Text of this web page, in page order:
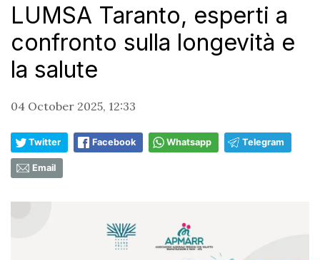
LUMSA Taranto, esperti a
confronto sulla longevità e
la salute
04 October 2025, 12:33
Twitter Facebook Whatsapp Telegram
Email